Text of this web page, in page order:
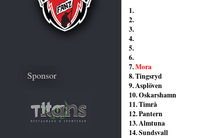
1.
2.
3.
4.
5.
6.
7.Mora
8. Tingsryd
9. Asplöven
10. Oskarshamn
11. Timrå
12. Pantern
13. Almtuna
14. Sundsvall
Sponsor